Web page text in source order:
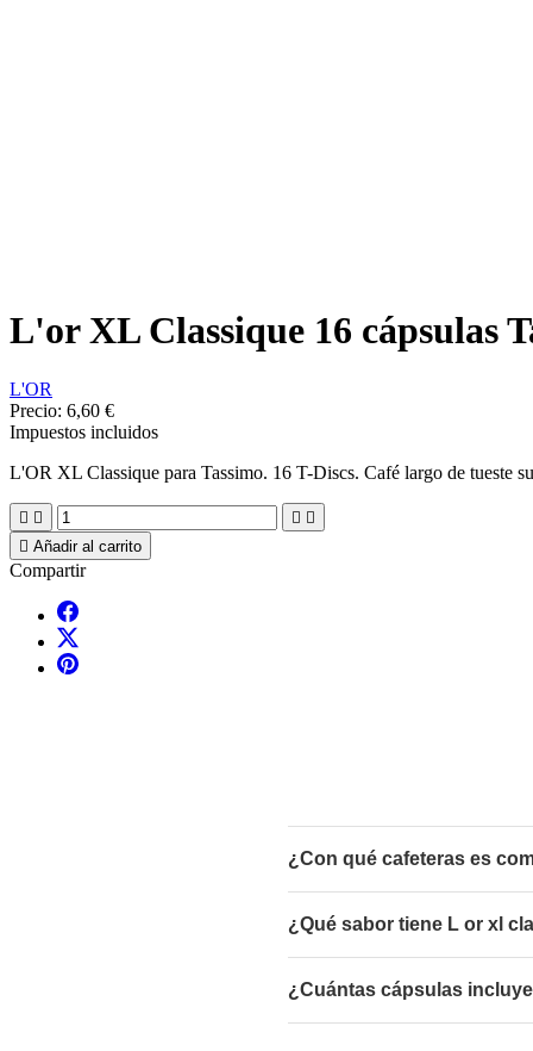
L'or XL Classique 16 cápsulas
L'OR
Precio: 6,60 €
Impuestos incluidos
L'OR XL Classique para Tassimo. 16 T-Discs. Café largo de tueste
   
 Añadir al carrito
Compartir
¿Con qué cafeteras es
¿Qué sabor tiene L or xl
¿Cuántas cápsulas